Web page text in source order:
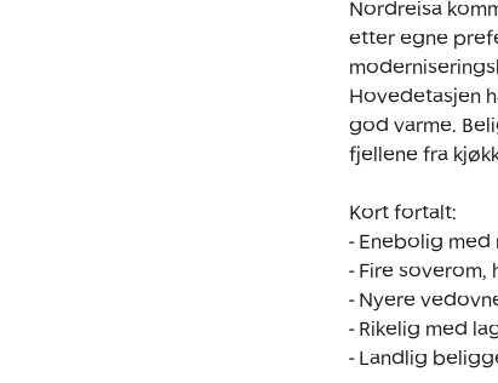
Nordreisa
etter egne
Hovedetasjen
god varme.
fjellene fra
Kort fortalt:
- Enebolig
- Fire soverom,
- Nyere
- Rikelig med
- Landlig